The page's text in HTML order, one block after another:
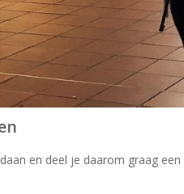
en deel je daarom graag